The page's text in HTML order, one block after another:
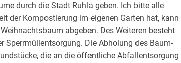
durch die Stadt Ruhla geben. Ich bitte alle
der Kompostierung im eigenen Garten hat, kann
abgeben. Des Weiteren besteht
Die Abholung des Baum-
die an die öffentliche Abfallentsorgung